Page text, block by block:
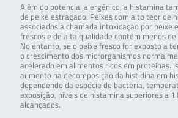
Além do potencial alergênico, a histamina
de peixe estragado. Peixes com alto teor de
associados à chamada intoxicação por peixe
frescos e de alta qualidade contêm menos
No entanto, se o peixe fresco for exposto a
o crescimento dos microrganismos
acelerado em alimentos ricos em proteínas.
aumento na decomposição da histidina em
dependendo da espécie de bactéria,
exposição, níveis de histamina superiores a
alcançados.